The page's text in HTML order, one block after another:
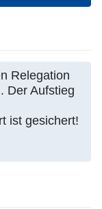
Relegation
Der Aufstieg
ist gesichert!